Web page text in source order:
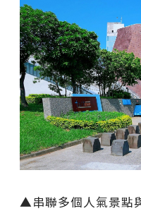
▲串聯多個人氣景點